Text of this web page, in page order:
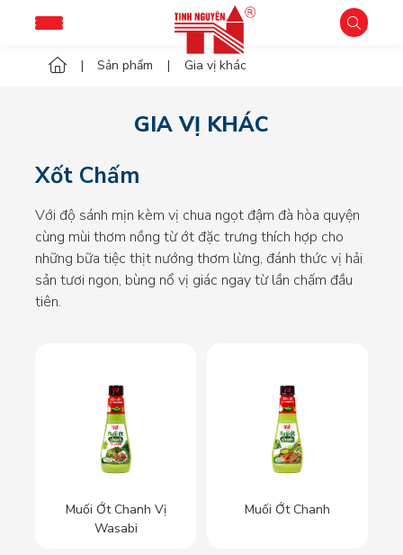
Sản phẩm Gia vị khác
GIA VỊ KHÁC
Xốt Chấm
Với độ sánh mịn kèm vị chua ngọt đậm đà hòa quyện
cùng mùi thơm nồng từ ớt đặc trưng thích hợp cho
những bữa tiệc thịt nướng thơm lừng, đánh thức vị hải
sản tươi ngon, bùng nổ vị giác ngay từ lần chấm đầu
tiên.
Muối Ớt Chanh Vị
Wasabi
Muối Ớt Chanh